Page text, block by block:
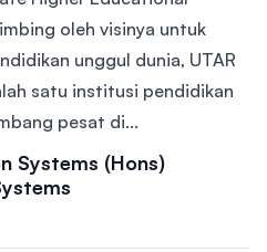
oleh visinya untuk
unggul dunia, UTAR
satu institusi pendidikan
pesat di...
Systems (Hons)